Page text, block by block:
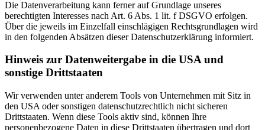
Die Datenverarbeitung kann ferner auf Grundlage unseres
berechtigten Interesses nach Art. 6 Abs. 1 lit. f DSGVO erfolgen.
Über die jeweils im Einzelfall einschlägigen Rechtsgrundlagen wird
in den folgenden Absätzen dieser Datenschutzerklärung informiert.
Hinweis zur Datenweitergabe in die USA und
sonstige Drittstaaten
Wir verwenden unter anderem Tools von Unternehmen mit Sitz in
den USA oder sonstigen datenschutzrechtlich nicht sicheren
Drittstaaten. Wenn diese Tools aktiv sind, können Ihre
personenbezogene Daten in diese Drittstaaten übertragen und dort